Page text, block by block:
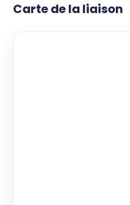
Carte de la liaison